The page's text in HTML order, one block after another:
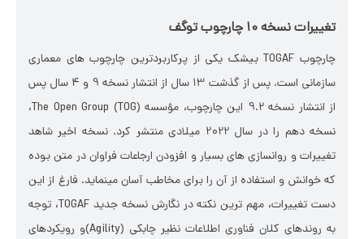
تغییرات نسخه 10 چارچوب توگف
چارچوب TOGAF بی­شک یکی از پرکاربردترین چارچوب های معماری
سازمانی است. پس از گذشت 13 سال از انتشار نسخه 9 و 4 سال پس
از انتشار نسخه 9.2 این چارچوب، مؤسسه The Open Group (TOG)،
نسخه دهم را در سال 2022 میلادی منتشر کرد. نسخه اخیر شاهد
تغییرات و روان­سازی های بسیار و افزودن ارجاعات فراوان در متن بوده
که خوانش و استفاده از آن را برای مخاطب آسان می­نماید. فارغ از این
دست تغییرات، مهم ترین نکته در نگارش نسخه جدید TOGAF، توجه
به روندهای کلان فناوری اطلاعات نظیر چابکی (Agility)و روی­کردهای